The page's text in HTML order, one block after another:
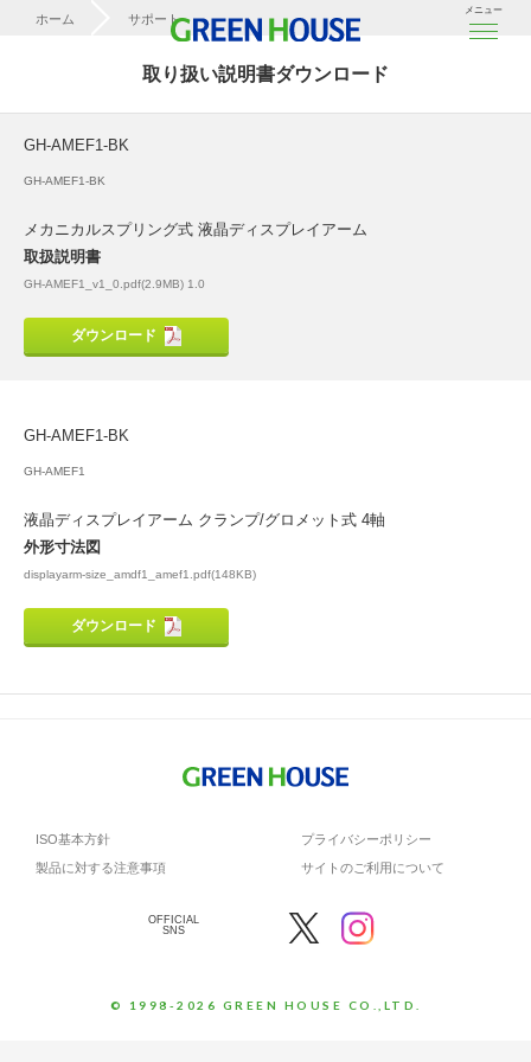
メニュー
ホーム サポート
取り扱い説明書ダウンロード
GH-AMEF1-BK
GH-AMEF1-BK
メカニカルスプリング式 液晶ディスプレイアーム
取扱説明書
GH-AMEF1_v1_0.pdf(2.9MB) 1.0
ダウンロード
GH-AMEF1-BK
GH-AMEF1
液晶ディスプレイアーム クランプ/グロメット式 4軸
外形寸法図
displayarm-size_amdf1_amef1.pdf(148KB)
ダウンロード
ISO基本方針
プライバシーポリシー
製品に対する注意事項
サイトのご利用について
OFFICIAL
SNS
© 1998-2026 GREEN HOUSE CO.,LTD.